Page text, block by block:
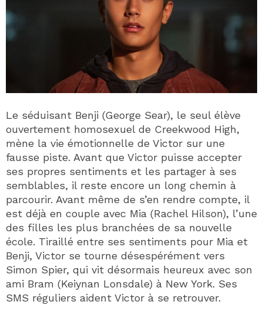
Le séduisant Benji (George Sear), le seul élève
ouvertement homosexuel de Creekwood High,
mène la vie émotionnelle de Victor sur une
fausse piste. Avant que Victor puisse accepter
ses propres sentiments et les partager à ses
semblables, il reste encore un long chemin à
parcourir. Avant même de s’en rendre compte, il
est déjà en couple avec Mia (Rachel Hilson), l’une
des filles les plus branchées de sa nouvelle
école. Tiraillé entre ses sentiments pour Mia et
Benji, Victor se tourne désespérément vers
Simon Spier, qui vit désormais heureux avec son
ami Bram (Keiynan Lonsdale) à New York. Ses
SMS réguliers aident Victor à se retrouver.